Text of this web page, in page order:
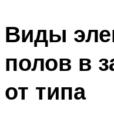
Виды
полов в
от типа